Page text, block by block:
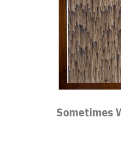
Sometimes